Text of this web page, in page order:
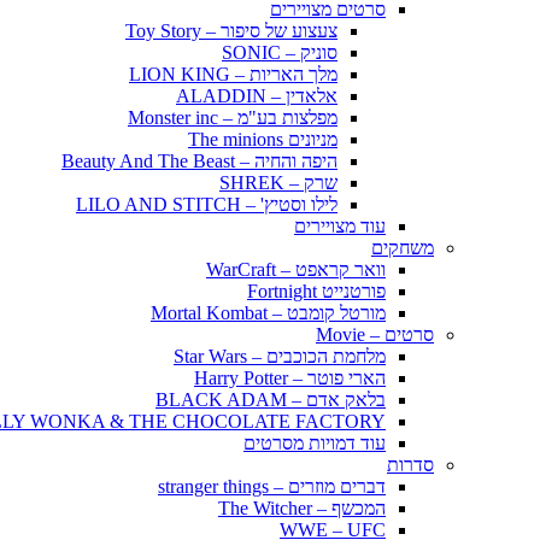
סרטים מצויירים
צעצוע של סיפור – Toy Story
סוניק – SONIC
מלך האריות – LION KING
אלאדין – ALADDIN
מפלצות בע"מ – Monster inc
מניונים The minions
היפה והחיה – Beauty And The Beast
שרק – SHREK
לילו וסטיץ' – LILO AND STITCH
עוד מצויירים
משחקים
וואר קראפט – WarCraft
פורטנייט Fortnight
מורטל קומבט – Mortal Kombat
סרטים – Movie
מלחמת הכוכבים – Star Wars
הארי פוטר – Harry Potter
בלאק אדם – BLACK ADAM
WONKA & THE CHOCOLATE FACTORY
עוד דמויות מסרטים
סדרות
דברים מוזרים – stranger things
המכשף – The Witcher
WWE – UFC